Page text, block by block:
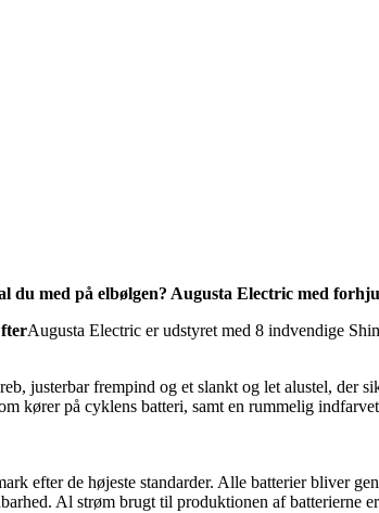
du med på elbølgen? Augusta Electric med
Augusta Electric er udstyret med 8 indvendige
justerbar frempind og et slankt og let alustel, der
kører på cyklens batteri, samt en rummelig
efter de højeste standarder. Alle batterier bliver
Al strøm brugt til produktionen af batterierne